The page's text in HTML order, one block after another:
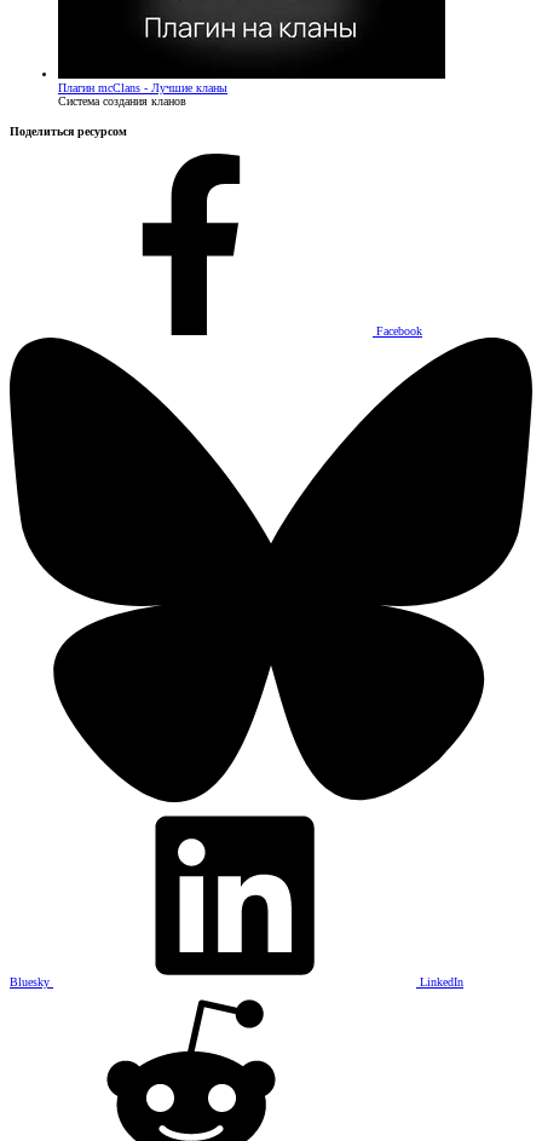
Плагин mcClans - Лучшие кланы
Система создания кланов
Поделиться ресурсом
Facebook
Bluesky LinkedIn